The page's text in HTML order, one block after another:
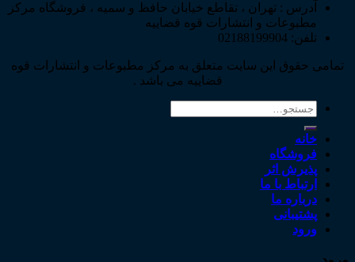
آدرس : تهران ، تقاطع خیابان حافظ و سمیه ، فروشگاه مرکز
مطبوعات و انتشارات قوه قضاییه
تلفن: 02188199904
تمامی حقوق این سایت متعلق به مرکز مطبوعات و انتشارات قوه
قضاییه می باشد .
جستجو
خانه
فروشگاه
پذیرش اثر
ارتباط با ما
درباره ما
پشتیبانی
ورود